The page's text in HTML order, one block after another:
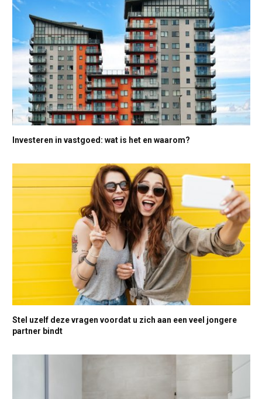
Investeren in vastgoed: wat is het en waarom?
Stel uzelf deze vragen voordat u zich aan een veel jongere
partner bindt